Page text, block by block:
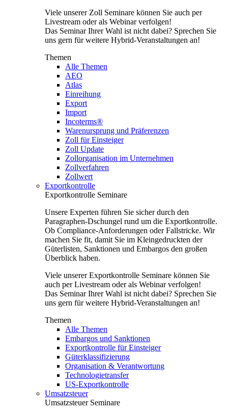
Viele unserer Zoll Seminare können Sie auch per
Livestream oder als Webinar verfolgen!
Das Seminar Ihrer Wahl ist nicht dabei? Sprechen Sie
uns gern für weitere Hybrid-Veranstaltungen an!
Themen
Alle Themen
AEO
Atlas
Einreihung
Export
Import
Incoterms®
Warenursprung und Präferenzen
Zoll für Einsteiger
Zoll Update
Zollorganisation im Unternehmen
Zollverfahren
Zollwert
Exportkontrolle
Exportkontrolle Seminare
Unsere Experten führen Sie sicher durch den
Paragraphen-Dschungel rund um die Exportkontrolle.
Ob Compliance-Anforderungen oder Fallstricke. Wir
machen Sie fit, damit Sie im Kleingedruckten der
Güterlisten, Sanktionen und Embargos den großen
Überblick haben.
Viele unserer Exportkontrolle Seminare können Sie
auch per Livestream oder als Webinar verfolgen!
Das Seminar Ihrer Wahl ist nicht dabei? Sprechen Sie
uns gern für weitere Hybrid-Veranstaltungen an!
Themen
Alle Themen
Embargos und Sanktionen
Exportkontrolle für Einsteiger
Güterklassifizierung
Organisation & Verantwortung
Technologietransfer
US-Exportkontrolle
Umsatzsteuer
Umsatzsteuer Seminare